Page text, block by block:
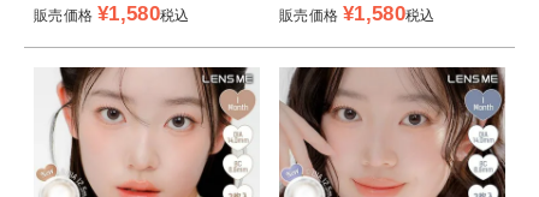
販売価格 ¥1,580税込 販売価格 ¥1,580税込